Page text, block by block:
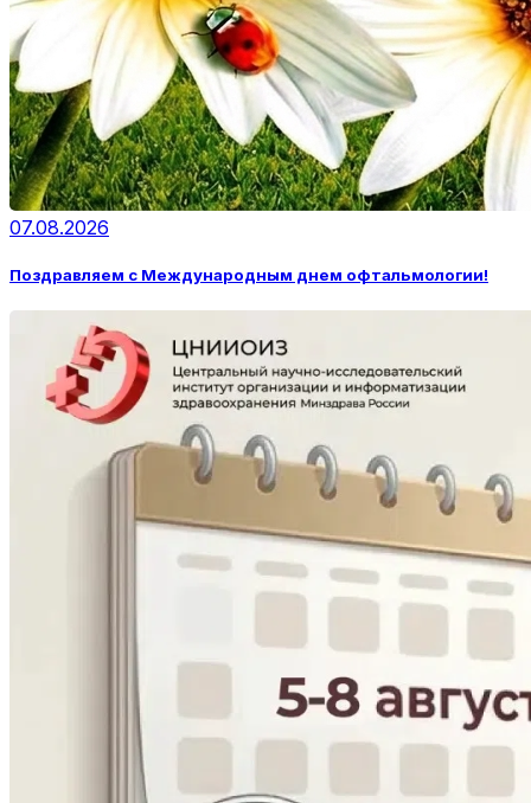
07.08.2026
Поздравляем с Международным днем офтальмологии!